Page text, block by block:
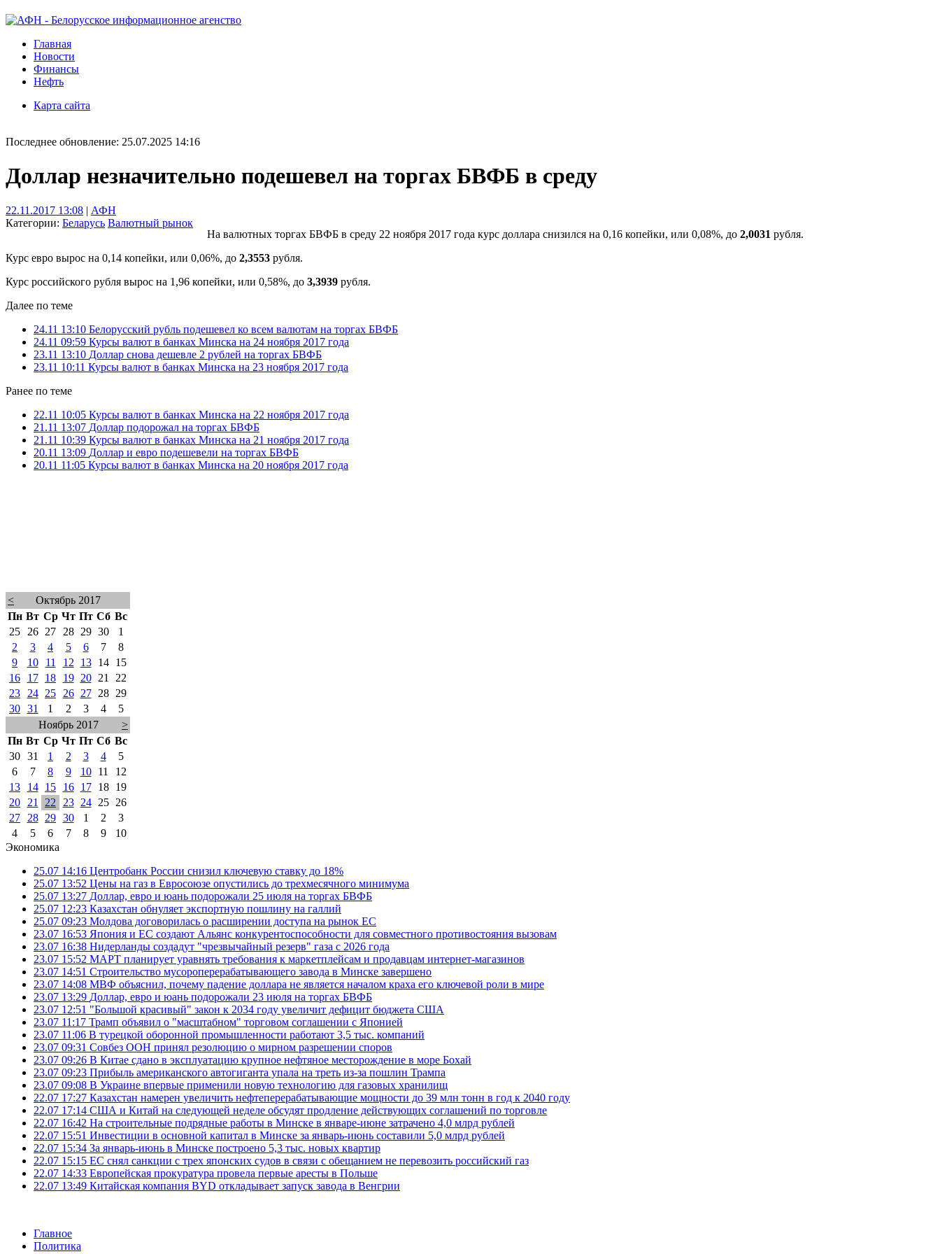
Главная
Новости
Финансы
Нефть
Карта сайта
Последнее обновление: 25.07.2025 14:16
Доллар незначительно подешевел на торгах БВФБ в среду
22.11.2017 13:08 | АФН
Категории: Беларусь Валютный рынок
На валютных торгах БВФБ в среду 22 ноября 2017 года курс доллара снизился на 0,16 копейки, или 0,08%, до 2,0031 рубля.
Курс евро вырос на 0,14 копейки, или 0,06%, до 2,3553 рубля.
Курс российского рубля вырос на 1,96 копейки, или 0,58%, до 3,3939 рубля.
Далее по теме
24.11 13:10 Белорусский рубль подешевел ко всем валютам на торгах БВФБ
24.11 09:59 Курсы валют в банках Минска на 24 ноября 2017 года
23.11 13:10 Доллар снова дешевле 2 рублей на торгах БВФБ
23.11 10:11 Курсы валют в банках Минска на 23 ноября 2017 года
Ранее по теме
22.11 10:05 Курсы валют в банках Минска на 22 ноября 2017 года
21.11 13:07 Доллар подорожал на торгах БВФБ
21.11 10:39 Курсы валют в банках Минска на 21 ноября 2017 года
20.11 13:09 Доллар и евро подешевели на торгах БВФБ
20.11 11:05 Курсы валют в банках Минска на 20 ноября 2017 года
<
Октябрь 2017
Пн Вт Ср Чт Пт Сб Вс
25
26 27 28 29 30
1
2
3 4 5 6 7
8
9
10 11 12 13 14
15
16
17 18 19 20 21
22
23
24 25 26 27 28
29
30 31 1 2 3 4
5
Ноябрь 2017
>
Пн Вт Ср Чт Пт Сб Вс
30 31 1 2 3 4
5
6
7 8 9 10 11
12
13
14 15 16 17 18
19
20
21 22 23 24 25
26
27
28 29 30 1 2
3
4
5 6 7 8 9
10
Экономика
25.07 14:16 Центробанк России снизил ключевую ставку до 18%
25.07 13:52 Цены на газ в Евросоюзе опустились до трехмесячного минимума
25.07 13:27 Доллар, евро и юань подорожали 25 июля на торгах БВФБ
25.07 12:23 Казахстан обнуляет экспортную пошлину на галлий
25.07 09:23 Молдова договорилась о расширении доступа на рынок ЕС
23.07 16:53 Япония и ЕС создают Альянс конкурентоспособности для совместного противостояния вызовам
23.07 16:38 Нидерланды создадут "чрезвычайный резерв" газа с 2026 года
23.07 15:52 МАРТ планирует уравнять требования к маркетплейсам и продавцам интернет-магазинов
23.07 14:51 Строительство мусороперерабатывающего завода в Минске завершено
23.07 14:08 МВФ объяснил, почему падение доллара не является началом краха его ключевой роли в мире
23.07 13:29 Доллар, евро и юань подорожали 23 июля на торгах БВФБ
23.07 12:51 "Большой красивый" закон к 2034 году увеличит дефицит бюджета США
23.07 11:17 Трамп объявил о "масштабном" торговом соглашении с Японией
23.07 11:06 В турецкой оборонной промышленности работают 3,5 тыс. компаний
23.07 09:31 Совбез ООН принял резолюцию о мирном разрешении споров
23.07 09:26 В Китае сдано в эксплуатацию крупное нефтяное месторождение в море Бохай
23.07 09:23 Прибыль американского автогиганта упала на треть из-за пошлин Трампа
23.07 09:08 В Украине впервые применили новую технологию для газовых хранилищ
22.07 17:27 Казахстан намерен увеличить нефтеперерабатывающие мощности до 39 млн тонн в год к 2040 году
22.07 17:14 США и Китай на следующей неделе обсудят продление действующих соглашений по торговле
22.07 16:42 На строительные подрядные работы в Минске в январе-июне затрачено 4,0 млрд рублей
22.07 15:51 Инвестиции в основной капитал в Минске за январь-июнь составили 5,0 млрд рублей
22.07 15:34 За январь-июнь в Минске построено 5,3 тыс. новых квартир
22.07 15:15 ЕС снял санкции с трех японских судов в связи с обещанием не перевозить российский газ
22.07 14:33 Европейская прокуратура провела первые аресты в Польше
22.07 13:49 Китайская компания BYD откладывает запуск завода в Венгрии
Главное
Политика